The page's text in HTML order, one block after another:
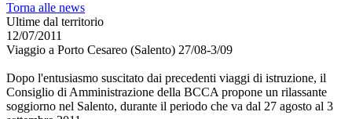
Torna alle news
Ultime dal territorio
12/07/2011
Viaggio a Porto Cesareo (Salento) 27/08-3/09
Dopo l'entusiasmo suscitato dai precedenti viaggi di istruzione, il
Consiglio di Amministrazione della BCCA propone un rilassante
soggiorno nel Salento, durante il periodo che va dal 27 agosto al 3